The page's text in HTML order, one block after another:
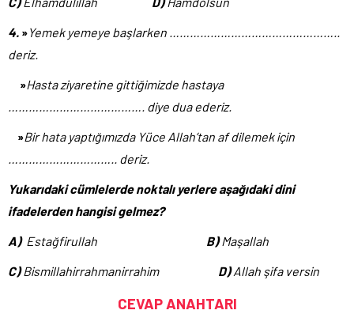
4. »Yemek yemeye başlarken …………………………………………..
deriz.
»Hasta ziyaretine gittiğimizde hastaya
…………………………………. diye dua ederiz.
»Bir hata yaptığımızda Yüce Allah’tan af dilemek için
………………………….. deriz.
Yukarıdaki cümlelerde noktalı yerlere aşağıdaki dini
ifadelerden hangisi gelmez?
A)Estağfirullah B)Maşallah
C)Bismillahirrahmanirrahim D)Allah şifa versin
CEVAP ANAHTARI